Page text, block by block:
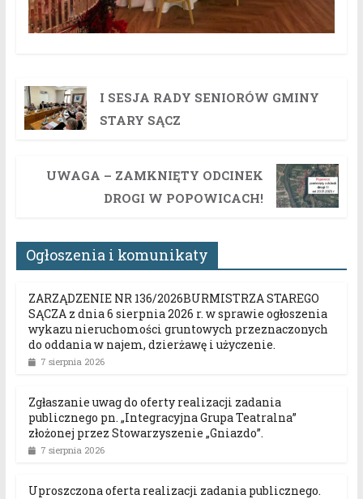
I SESJA RADY SENIORÓW GMINY
STARY SĄCZ
UWAGA – ZAMKNIĘTY ODCINEK
DROGI W POPOWICACH!
Ogłoszenia i komunikaty
ZARZĄDZENIE NR 136/2026BURMISTRZA STAREGO
SĄCZA z dnia 6 sierpnia 2026 r. w sprawie ogłoszenia
wykazu nieruchomości gruntowych przeznaczonych
do oddania w najem, dzierżawę i użyczenie.
7 sierpnia 2026
Zgłaszanie uwag do oferty realizacji zadania
publicznego pn. „Integracyjna Grupa Teatralna”
złożonej przez Stowarzyszenie „Gniazdo”.
7 sierpnia 2026
Uproszczona oferta realizacji zadania publicznego.